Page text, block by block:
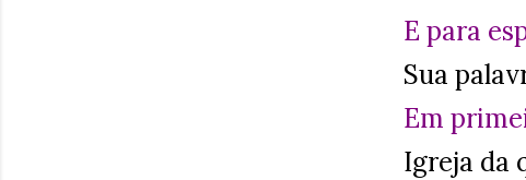
E para
Sua
Em
Igreja da